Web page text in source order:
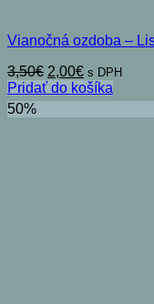
Vianočná ozdoba –
3,50€ Pôvodná
cena
bola:
3,50€.
2,00€Aktuálna
cena
je:
2,00€.
s DPH
Pridať do košíka
50%